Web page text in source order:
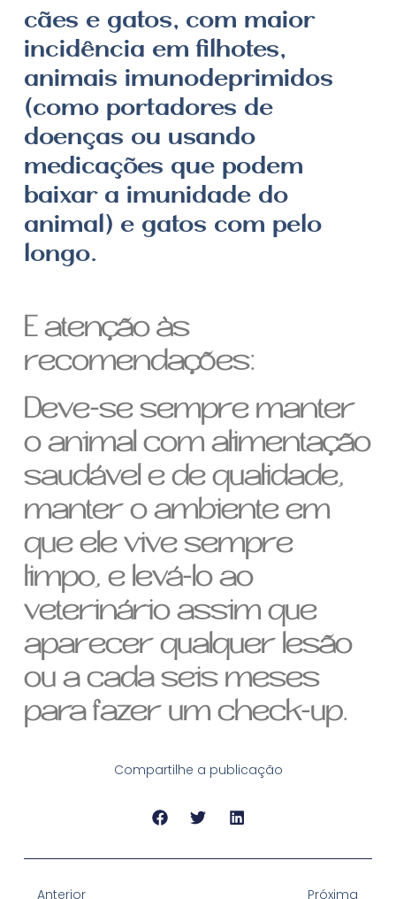
cães e gatos, com maior
incidência em filhotes,
animais imunodeprimidos
(como portadores de
doenças ou usando
medicações que podem
baixar a imunidade do
animal) e gatos com pelo
longo.
E atenção às
recomendações:
Deve-se sempre manter
o animal com alimentação
saudável e de qualidade,
manter o ambiente em
que ele vive sempre
limpo, e levá-lo ao
veterinário assim que
aparecer qualquer lesão
ou a cada seis meses
para fazer um check-up.
Compartilhe a publicação
Anterior
Próxima